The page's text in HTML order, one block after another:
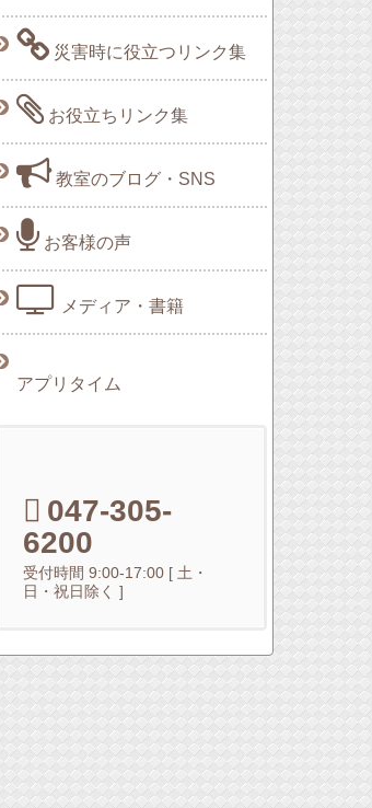
災害時に役立つリンク集
お役立ちリンク集
教室のブログ・SNS
お客様の声
メディア・書籍
アプリタイム
047-305-
6200
受付時間 9:00-17:00 [ 土・
日・祝日除く ]